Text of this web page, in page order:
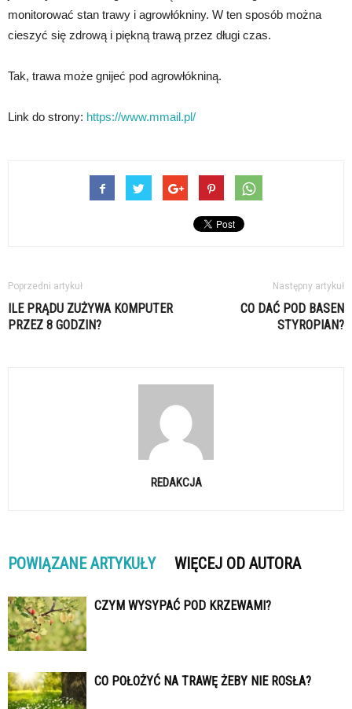
monitorować stan trawy i agrowłókniny. W ten sposób można
cieszyć się zdrową i piękną trawą przez długi czas.
Tak, trawa może gnijeć pod agrowłókniną.
Link do strony: https://www.mmail.pl/
Poprzedni artykuł
ILE PRĄDU ZUŻYWA KOMPUTER
PRZEZ 8 GODZIN?
Następny artykuł
CO DAĆ POD BASEN
STYROPIAN?
REDAKCJA
POWIĄZANE ARTYKUŁY WIĘCEJ OD AUTORA
CZYM WYSYPAĆ POD KRZEWAMI?
CO POŁOŻYĆ NA TRAWĘ ŻEBY NIE ROSŁA?